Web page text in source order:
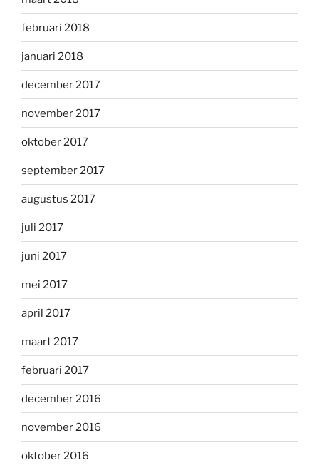
februari 2018
januari 2018
december 2017
november 2017
oktober 2017
september 2017
augustus 2017
juli 2017
juni 2017
mei 2017
april 2017
maart 2017
februari 2017
december 2016
november 2016
oktober 2016